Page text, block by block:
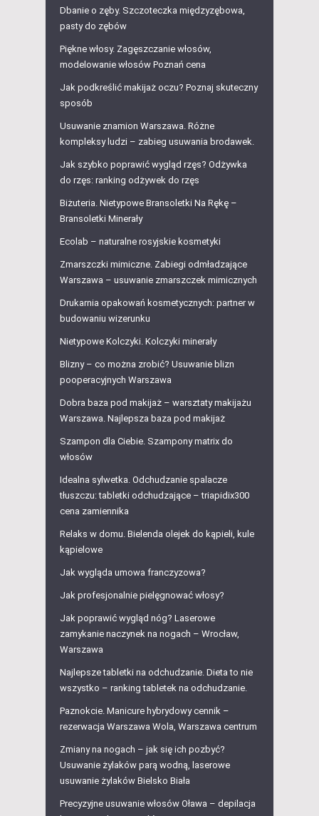
Dbanie o zęby. Szczoteczka międzyzębowa,
pasty do zębów
Piękne włosy. Zagęszczanie włosów,
modelowanie włosów Poznań cena
Jak podkreślić makijaż oczu? Poznaj skuteczny
sposób
Usuwanie znamion Warszawa. Różne
kompleksy ludzi – zabieg usuwania brodawek.
Jak szybko poprawić wygląd rzęs? Odżywka
do rzęs: ranking odżywek do rzęs
Biżuteria. Nietypowe Bransoletki Na Rękę –
Bransoletki Minerały
Ecolab – naturalne rosyjskie kosmetyki
Zmarszczki mimiczne. Zabiegi odmładzające
Warszawa – usuwanie zmarszczek mimicznych
Drukarnia opakowań kosmetycznych: partner w
budowaniu wizerunku
Nietypowe Kolczyki. Kolczyki minerały
Blizny – co można zrobić? Usuwanie blizn
pooperacyjnych Warszawa
Dobra baza pod makijaż – warsztaty makijażu
Warszawa. Najlepsza baza pod makijaż
Szampon dla Ciebie. Szampony matrix do
włosów
Idealna sylwetka. Odchudzanie spalacze
tłuszczu: tabletki odchudzające – triapidix300
cena zamiennika
Relaks w domu. Bielenda olejek do kąpieli, kule
kąpielowe
Jak wygląda umowa franczyzowa?
Jak profesjonalnie pielęgnować włosy?
Jak poprawić wygląd nóg? Laserowe
zamykanie naczynek na nogach – Wrocław,
Warszawa
Najlepsze tabletki na odchudzanie. Dieta to nie
wszystko – ranking tabletek na odchudzanie.
Paznokcie. Manicure hybrydowy cennik –
rezerwacja Warszawa Wola, Warszawa centrum
Zmiany na nogach – jak się ich pozbyć?
Usuwanie żylaków parą wodną, laserowe
usuwanie żylaków Bielsko Biała
Precyzyjne usuwanie włosów Oława – depilacja